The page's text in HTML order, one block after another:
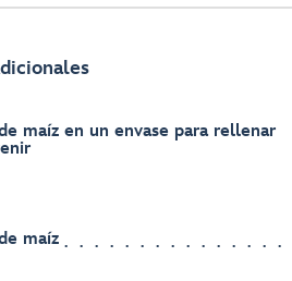
maíz en un envase para rellenar
maíz